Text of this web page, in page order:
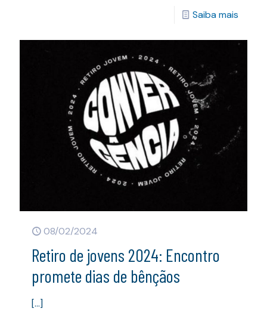
Saiba mais
08/02/2024
Retiro de jovens 2024: Encontro
promete dias de bênçãos
[…]